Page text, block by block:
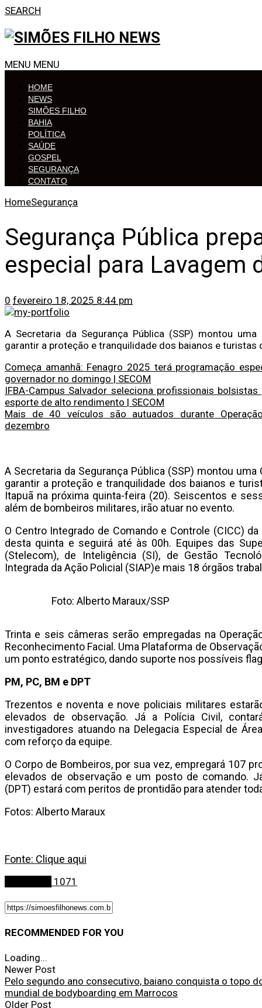
SEARCH
MENU MENU
HOME
NEWS
SIMÕES FILHO
BAHIA
POLÍTICA
SAÚDE
GOSPEL
SEGURANÇA
CONTATO
HomeSegurança
Segurança Pública
especial para Lavagem
0 fevereiro 18, 2025 8:44 pm
A Secretaria da Segurança Pública (SSP) montou
garantir a proteção e tranquilidade dos baianos e turistas
Começa amanhã: Fenagro 2025 terá programação
governador no domingo | SECOM
IFBA-Campus Salvador seleciona profissionais
esporte de alto rendimento | SECOM
Mais de 40 veículos são autuados durante
dezembro
A Secretaria da Segurança Pública (SSP) montou
garantir a proteção e tranquilidade dos baianos e
Itapuã na próxima quinta-feira (20). Seiscentos e
além de bombeiros militares, irão atuar no evento.
O Centro Integrado de Comando e Controle (CICC)
desta quinta e seguirá até às 00h. Equipes das
(Stelecom), de Inteligência (SI), de Gestão
Integrada da Ação Policial (SIAP)e mais 18 órgãos
Foto: Alberto Maraux/SSP
Trinta e seis câmeras serão empregadas na
Reconhecimento Facial. Uma Plataforma de
um ponto estratégico, dando suporte nos possíveis
PM, PC, BM e DPT
Trezentos e noventa e nove policiais militares
elevados de observação. Já a Polícia Civil,
investigadores atuando na Delegacia Especial de
com reforço da equipe.
O Corpo de Bombeiros, por sua vez, empregará 107
elevados de observação e um posto de comando.
(DPT) estará com peritos de prontidão para atender
Fotos: Alberto Maraux
Fonte: Clique aqui
1071
RECOMMENDED FOR YOU
Loading...
Newer Post
Pelo segundo ano consecutivo, baiano conquista o topo
mundial de bodyboarding em Marrocos
Older Post